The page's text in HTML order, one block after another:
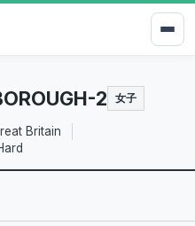
2 女子
Britain